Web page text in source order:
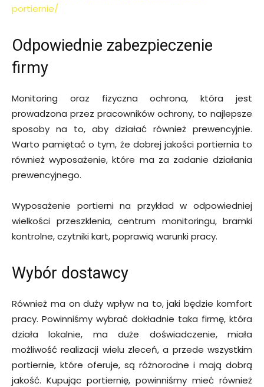
portiernie/
Odpowiednie zabezpieczenie
firmy
Monitoring oraz fizyczna ochrona, która jest
prowadzona przez pracowników ochrony, to najlepsze
sposoby na to, aby działać również prewencyjnie.
Warto pamiętać o tym, że dobrej jakości portiernia to
również wyposażenie, które ma za zadanie działania
prewencyjnego.
Wyposażenie portierni na przykład w odpowiedniej
wielkości przeszklenia, centrum monitoringu, bramki
kontrolne, czytniki kart, poprawią warunki pracy.
Wybór dostawcy
Również ma on duży wpływ na to, jaki będzie komfort
pracy. Powinniśmy wybrać dokładnie taka firmę, która
działa lokalnie, ma duże doświadczenie, miała
możliwość realizacji wielu zleceń, a przede wszystkim
portiernie, które oferuje, są różnorodne i mają dobrą
jakość. Kupując portiernię, powinniśmy mieć również